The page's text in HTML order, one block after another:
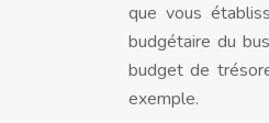
que vous
budgétaire du
budget de
exemple.